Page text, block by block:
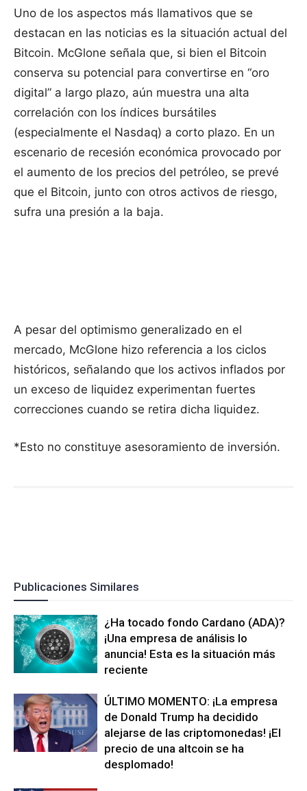
Uno de los aspectos más llamativos que se
destacan en las noticias es la situación actual del
Bitcoin. McGlone señala que, si bien el Bitcoin
conserva su potencial para convertirse en “oro
digital” a largo plazo, aún muestra una alta
correlación con los índices bursátiles
(especialmente el Nasdaq) a corto plazo. En un
escenario de recesión económica provocado por
el aumento de los precios del petróleo, se prevé
que el Bitcoin, junto con otros activos de riesgo,
sufra una presión a la baja.
A pesar del optimismo generalizado en el
mercado, McGlone hizo referencia a los ciclos
históricos, señalando que los activos inflados por
un exceso de liquidez experimentan fuertes
correcciones cuando se retira dicha liquidez.
*Esto no constituye asesoramiento de inversión.
Publicaciones Similares
¿Ha tocado fondo Cardano (ADA)?
¡Una empresa de análisis lo
anuncia! Esta es la situación más
reciente
ÚLTIMO MOMENTO: ¡La empresa
de Donald Trump ha decidido
alejarse de las criptomonedas! ¡El
precio de una altcoin se ha
desplomado!